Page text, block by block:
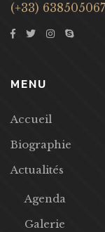
(+33) 638505067
MENU
Accueil
Biographie
Actualités
Agenda
Galerie